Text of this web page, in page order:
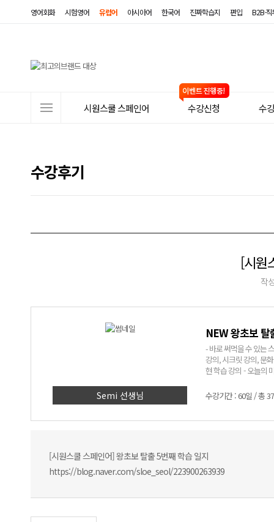
영어회화 시험영어 유럽어 아시아어 한국어 진짜학습지 편입 B2B·
뉴
시원스쿨 스페인어 수강신청 수
수강후기
[시원
작
Semi 선생님
NEW 왕초보 탈
- 바로 써먹을 수 있는 스페인어! - 어려운 문법은 NO! 쉽고 재미있는 표
강의, 시크릿 강의, 문화 알기 코너까지! - Semi쌤만 믿고
현 학습 강의 - 오늘의 미
에 입력된 실생활 회화
인어에 대한 자신감
수강기간 : 60일 / 총
[시원스쿨 스페인어] 왕초보 탈출 5번째 학습 일지
https://blog.naver.com/sloe_seol/223900263939